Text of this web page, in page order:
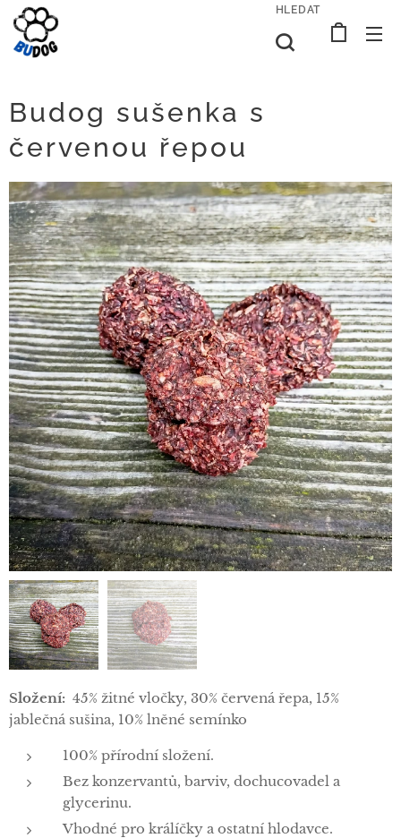
HLEDAT
Budog sušenka s
červenou řepou
Složení: 45% žitné vločky, 30% červená řepa, 15%
jablečná sušina, 10% lněné semínko
100% přírodní složení.
Bez konzervantů, barviv, dochucovadel a
glycerinu.
Vhodné pro králíčky a ostatní hlodavce.